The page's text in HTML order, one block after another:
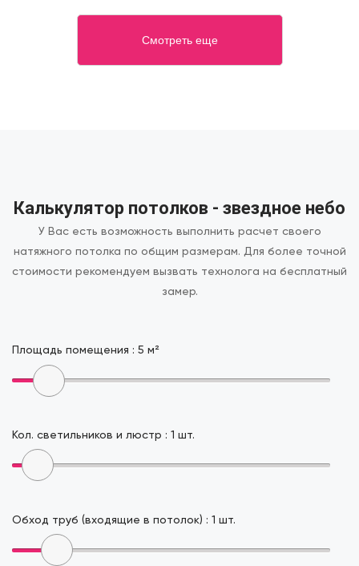
Смотреть еще
Калькулятор потолков - звездное небо
У Вас есть возможность выполнить расчет своего
натяжного потолка по общим размерам. Для более точной
стоимости рекомендуем вызвать технолога на бесплатный
замер.
Площадь помещения : 5 м²
Кол. светильников и люстр : 1 шт.
Обход труб (входящие в потолок) : 1 шт.